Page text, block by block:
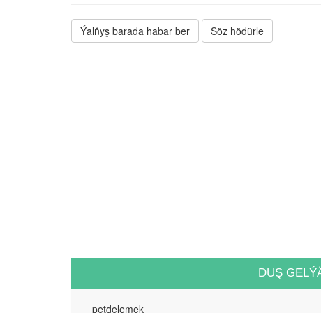
Ýalňyş barada habar ber Söz hödürle
DUŞ
petdelemek